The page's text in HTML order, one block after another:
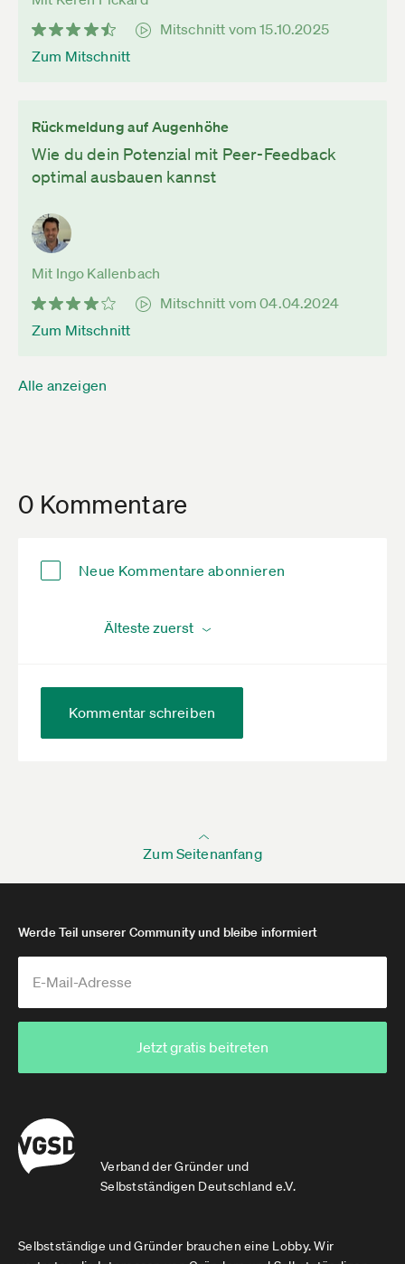
Mitschnitt vom 15.10.2025
Zum Mitschnitt
Rückmeldung auf Augenhöhe
Wie du dein Potenzial mit Peer-Feedback
optimal ausbauen kannst
Mit Ingo Kallenbach
Mitschnitt vom 04.04.2024
Zum Mitschnitt
Alle anzeigen
0 Kommentare
Neue Kommentare abonnieren
Kommentar schreiben
Zum Seitenanfang
Verband der Gründer und
Selbstständigen Deutschland e.V.
Werde Teil unserer Community und bleibe informiert
Jetzt gratis beitreten
Selbstständige und Gründer brauchen eine Lobby. Wir